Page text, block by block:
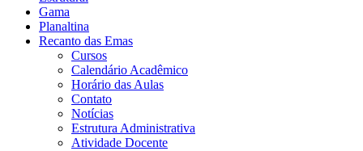
Gama
Planaltina
Recanto das Emas
Cursos
Calendário Acadêmico
Horário das Aulas
Contato
Notícias
Estrutura Administrativa
Atividade Docente